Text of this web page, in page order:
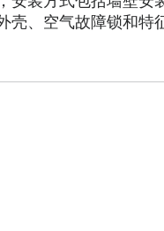
壳、空气故障锁和